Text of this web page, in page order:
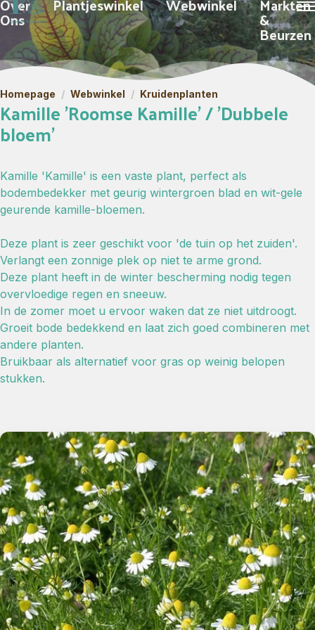
Ons &
Beurzen
Homepage / Webwinkel / Kruidenplanten
Kamille 'Roomse Kamille' / 'Dubbele
bloem'
Kamille 'Kamille' is een vaste plant, perfect als
bodembedekker met geurig wintergroen blad en wit-gele
geurende kamille-bloemen.
Deze plant is zeer geschikt voor 'de tuin op het zuiden'.
Verlangt een zonnige plek op niet te arme grond.
Deze plant heeft in de winter bescherming nodig tegen
overvloedige regen en sneeuw.
In de zomer moet u ervoor waken dat ze niet uitdroogt.
Groeit bode bedekkend en laat zich goed combineren met
andere planten.
Bruikbaar als alternatief voor gras op weinig belopen
stukken.